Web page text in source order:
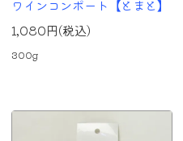
ワインコンポート【とまと】
1,080円(税込)
300g